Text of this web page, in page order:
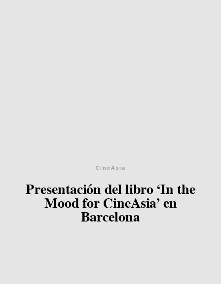
CineAsia
Presentación del libro ‘In the
Mood for CineAsia’ en
Barcelona